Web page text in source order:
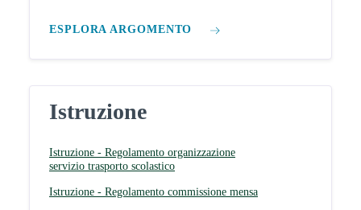
ESPLORA ARGOMENTO
Istruzione
Istruzione - Regolamento organizzazione
servizio trasporto scolastico
Istruzione - Regolamento commissione mensa